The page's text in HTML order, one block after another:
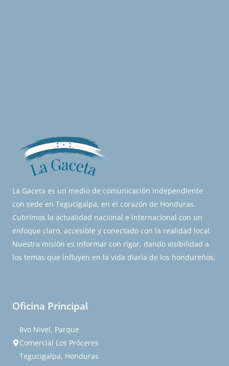
La Gaceta es un medio de comunicación independiente
con sede en Tegucigalpa, en el corazón de Honduras.
Cubrimos la actualidad nacional e internacional con un
enfoque claro, accesible y conectado con la realidad local.
Nuestra misión es informar con rigor, dando visibilidad a
los temas que influyen en la vida diaria de los hondureños.
Oficina Principal
8vo Nivel, Parque
Comercial Los Próceres
Tegucigalpa, Honduras